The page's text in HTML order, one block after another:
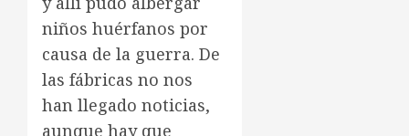
niños huérfanos por
causa de la guerra. De
las fábricas no nos
han llegado noticias,
aunque hay que